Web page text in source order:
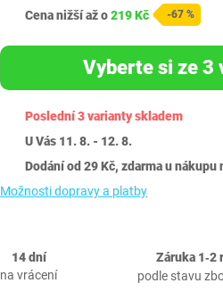
Cena nižší až o219 Kč -67 %
Vyberte si ze 3
Poslední 3 varianty skladem
U Vás 11. 8. - 12. 8.
Dodání od 29 Kč, zdarma u nákupu
Možnosti dopravy a platby
14 dní
na vrácení
Záruka 1‐2
podle stavu